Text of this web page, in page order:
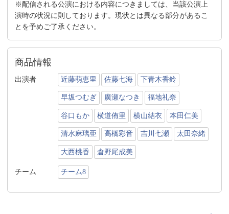
※配信される公演における内容につきましては、当該公演上
演時の状況に則しております。現状とは異なる部分があるこ
とを予めご了承ください。
商品情報
出演者 近藤萌恵里 佐藤七海 下青木香鈴
早坂つむぎ 廣瀬なつき 福地礼奈
谷口もか 横道侑里 横山結衣 本田仁美
清水麻璃亜 高橋彩音 吉川七瀬 太田奈緒
大西桃香 倉野尾成美
チーム チーム8